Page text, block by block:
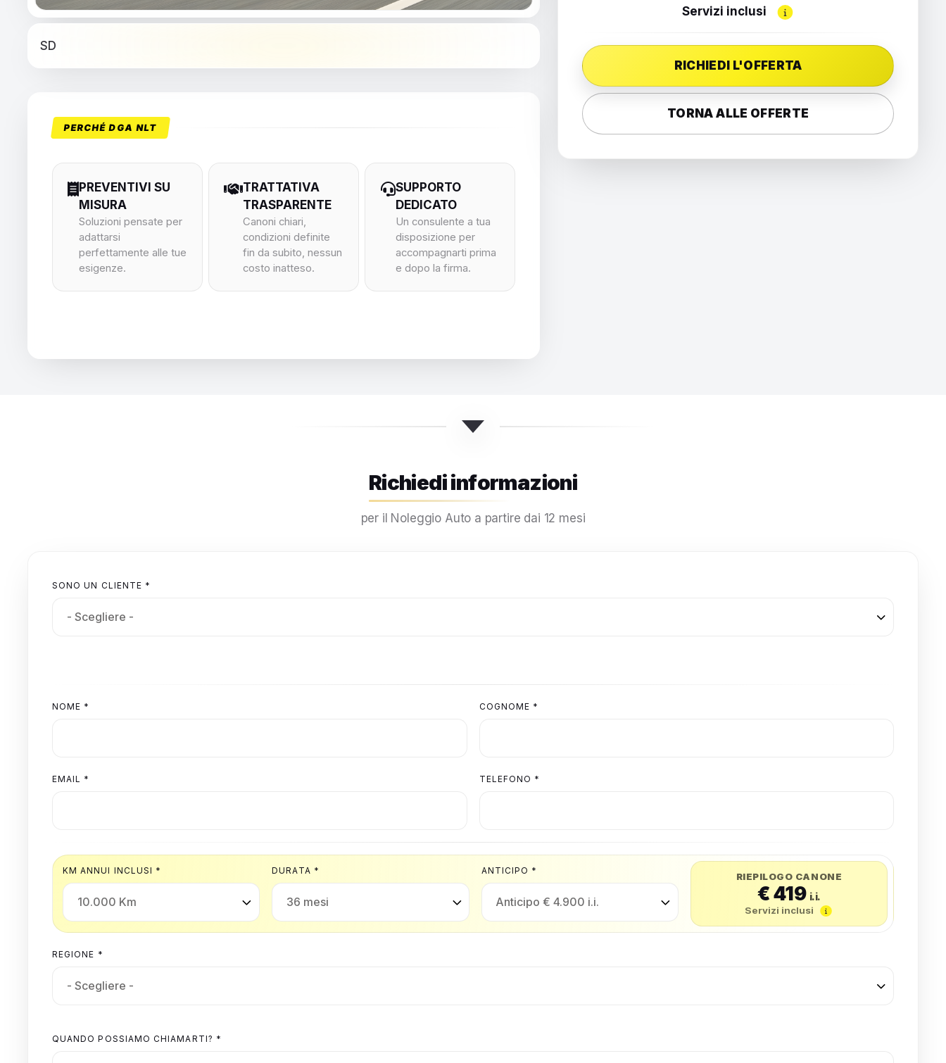
SD
PERCHÉ DGA NLT
PREVENTIVI SU
MISURA
Soluzioni pensate per
adattarsi
perfettamente alle tue
esigenze.
TRATTATIVA
TRASPARENTE
Canoni chiari,
condizioni definite
fin da subito, nessun
costo inatteso.
SUPPORTO
DEDICATO
Un consulente a tua
disposizione per
accompagnarti prima
e dopo la firma.
Servizi inclusi
RICHIEDI L'OFFERTA
TORNA ALLE OFFERTE
Richiedi informazioni
per il Noleggio Auto a partire dai 12 mesi
SONO UN CLIENTE *
NOME * COGNOME *
EMAIL * TELEFONO *
KM ANNUI INCLUSI * DURATA * ANTICIPO *
RIEPILOGO CANONE
€ 419 i.i.
Servizi inclusi
REGIONE *
QUANDO POSSIAMO CHIAMARTI? *